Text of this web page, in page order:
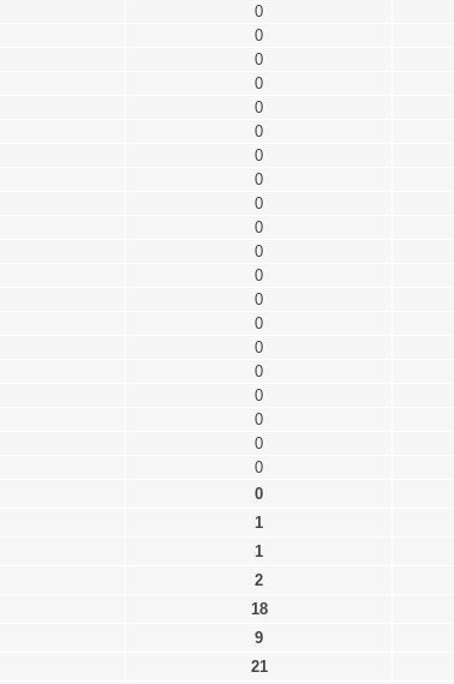
0
0
0
0
0
0
0
0
0
0
0
0
0
0
0
0
0
0
0
0
0
1
1
2
18
9
21